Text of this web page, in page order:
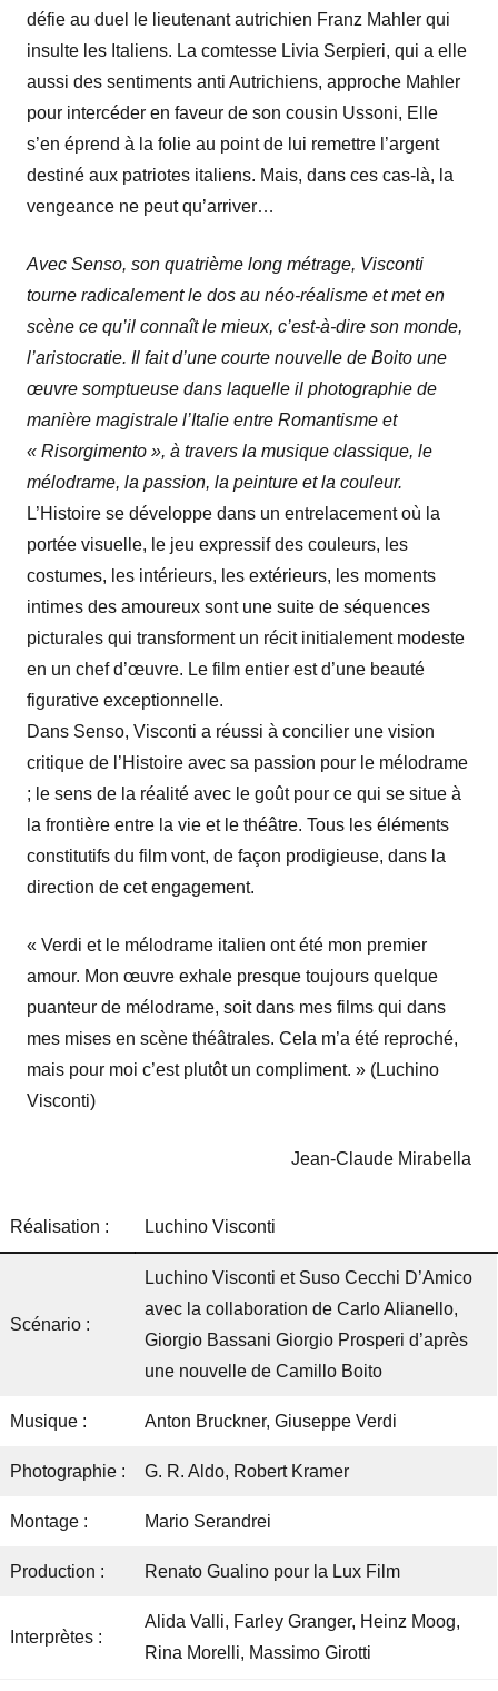
défie au duel le lieutenant autrichien Franz Mahler qui
insulte les Italiens. La comtesse Livia Serpieri, qui a elle
aussi des sentiments anti Autrichiens, approche Mahler
pour intercéder en faveur de son cousin Ussoni, Elle
s’en éprend à la folie au point de lui remettre l’argent
destiné aux patriotes italiens. Mais, dans ces cas-là, la
vengeance ne peut qu’arriver…
Avec Senso, son quatrième long métrage, Visconti
tourne radicalement le dos au néo-réalisme et met en
scène ce qu’il connaît le mieux, c’est-à-dire son monde,
l’aristocratie. Il fait d’une courte nouvelle de Boito une
œuvre somptueuse dans laquelle il photographie de
manière magistrale l’Italie entre Romantisme et
« Risorgimento », à travers la musique classique, le
mélodrame, la passion, la peinture et la couleur.
L’Histoire se développe dans un entrelacement où la
portée visuelle, le jeu expressif des couleurs, les
costumes, les intérieurs, les extérieurs, les moments
intimes des amoureux sont une suite de séquences
picturales qui transforment un récit initialement modeste
en un chef d’œuvre. Le film entier est d’une beauté
figurative exceptionnelle.
Dans Senso, Visconti a réussi à concilier une vision
critique de l’Histoire avec sa passion pour le mélodrame
; le sens de la réalité avec le goût pour ce qui se situe à
la frontière entre la vie et le théâtre. Tous les éléments
constitutifs du film vont, de façon prodigieuse, dans la
direction de cet engagement.
« Verdi et le mélodrame italien ont été mon premier
amour. Mon œuvre exhale presque toujours quelque
puanteur de mélodrame, soit dans mes films qui dans
mes mises en scène théâtrales. Cela m’a été reproché,
mais pour moi c’est plutôt un compliment. » (Luchino
Visconti)
Jean-Claude Mirabella
Réalisation : Luchino Visconti
Scénario :
Luchino Visconti et Suso Cecchi D’Amico
avec la collaboration de Carlo Alianello,
Giorgio Bassani Giorgio Prosperi d’après
une nouvelle de Camillo Boito
Musique : Anton Bruckner, Giuseppe Verdi
Photographie : G. R. Aldo, Robert Kramer
Montage : Mario Serandrei
Production : Renato Gualino pour la Lux Film
Interprètes :
Alida Valli, Farley Granger, Heinz Moog,
Rina Morelli, Massimo Girotti